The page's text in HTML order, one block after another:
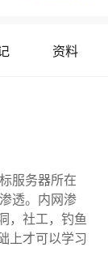
资料
服务器所在
透。内网渗
，社工，钓鱼
上才可以学习